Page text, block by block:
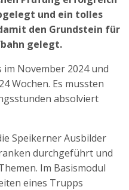
und ein tolles
den Grundstein für
gelegt.
November 2024 und
Wochen. Es mussten
absolviert
Speikerner Ausbilder
durchgeführt und
Im Basismodul
eines Trupps